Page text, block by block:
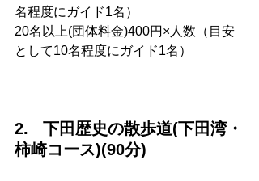
名程度にガイド1名）
20名以上(団体料金)400円×人数（目安
として10名程度にガイド1名）
2.   下田歴史の散歩道(下田湾・
柿崎コース)(90分)